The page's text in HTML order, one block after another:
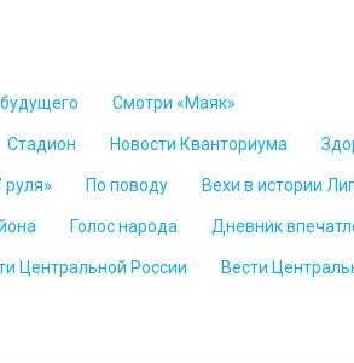
Смотри «Маяк»
Стадион Новости Кванториума
руля» По поводу Вехи в истории
Голос народа Дневник
Центральной России Вести